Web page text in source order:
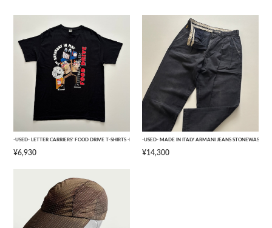
-USED- LETTER CARRIERS' FOOD DRIVE T-SHIRTS -BLACK- [L]
¥6,930
-USED- MADE IN ITALY ARMANI JEANS
¥14,300